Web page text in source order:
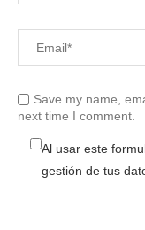
Save my name,
next time I comment.
Al usar este
gestión de tus